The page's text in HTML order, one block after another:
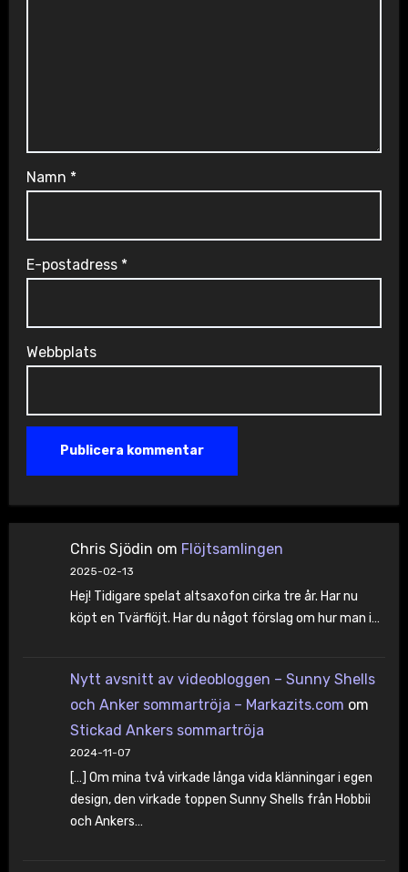
Namn *
E-postadress *
Webbplats
Chris Sjödin om Flöjtsamlingen
2025-02-13
Hej! Tidigare spelat altsaxofon cirka tre år. Har nu
köpt en Tvärflöjt. Har du något förslag om hur man i…
Nytt avsnitt av videobloggen – Sunny Shells
och Anker sommartröja – Markazits.com om
Stickad Ankers sommartröja
2024-11-07
[…] Om mina två virkade långa vida klänningar i egen
design, den virkade toppen Sunny Shells från Hobbii
och Ankers…